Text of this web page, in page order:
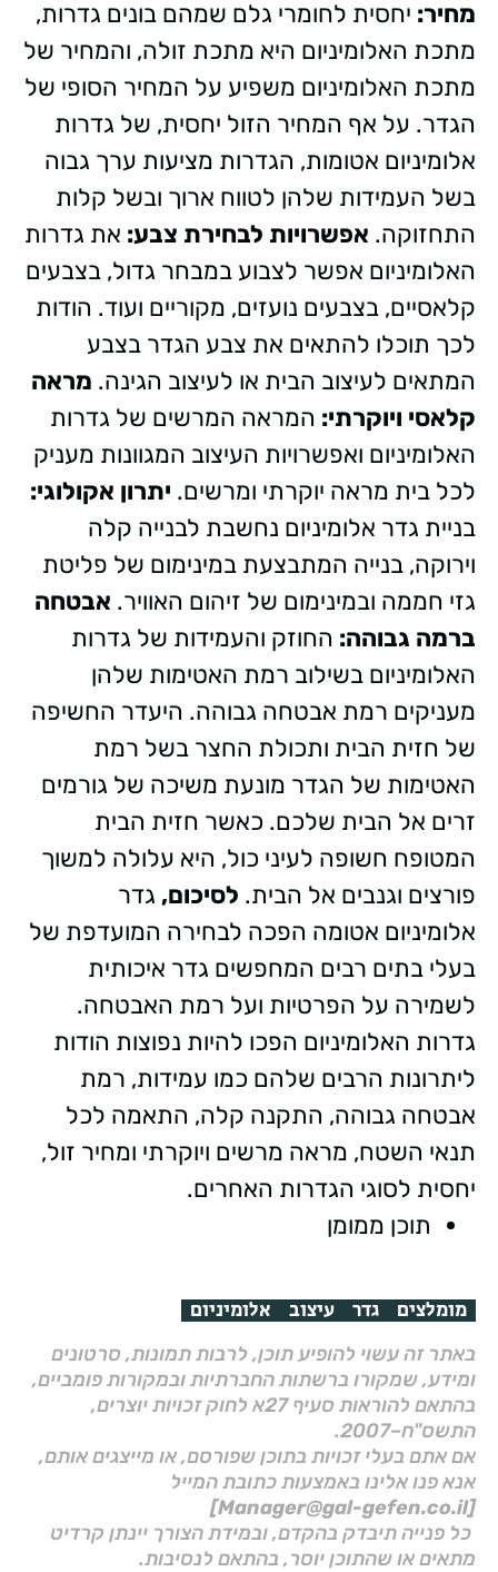
מחיר: יחסית לחומרי גלם שמהם בונים גדרות,
מתכת האלומיניום היא מתכת זולה, והמחיר של
מתכת האלומיניום משפיע על המחיר הסופי של
הגדר. על אף המחיר הזול יחסית, של גדרות
אלומיניום אטומות, הגדרות מציעות ערך גבוה
בשל העמידות שלהן לטווח ארוך ובשל קלות
התחזוקה. אפשרויות לבחירת צבע: את גדרות
האלומיניום אפשר לצבוע במבחר גדול, בצבעים
קלאסיים, בצבעים נועזים, מקוריים ועוד. הודות
לכך תוכלו להתאים את צבע הגדר בצבע
המתאים לעיצוב הבית או לעיצוב הגינה. מראה
קלאסי ויוקרתי: המראה המרשים של גדרות
האלומיניום ואפשרויות העיצוב המגוונות מעניק
לכל בית מראה יוקרתי ומרשים. יתרון אקולוגי:
בניית גדר אלומיניום נחשבת לבנייה קלה
וירוקה, בנייה המתבצעת במינימום של פליטת
גזי חממה ובמינימום של זיהום האוויר. אבטחה
ברמה גבוהה: החוזק והעמידות של גדרות
האלומיניום בשילוב רמת האטימות שלהן
מעניקים רמת אבטחה גבוהה. היעדר החשיפה
של חזית הבית ותכולת החצר בשל רמת
האטימות של הגדר מונעת משיכה של גורמים
זרים אל הבית שלכם. כאשר חזית הבית
המטופח חשופה לעיני כול, היא עלולה למשוך
פורצים וגנבים אל הבית. לסיכום, גדר
אלומיניום אטומה הפכה לבחירה המועדפת של
בעלי בתים רבים המחפשים גדר איכותית
לשמירה על הפרטיות ועל רמת האבטחה.
גדרות האלומיניום הפכו להיות נפוצות הודות
ליתרונות הרבים שלהם כמו עמידות, רמת
אבטחה גבוהה, התקנה קלה, התאמה לכל
תנאי השטח, מראה מרשים ויוקרתי ומחיר זול,
יחסית לסוגי הגדרות האחרים.
תוכן ממומן
מומלצים גדר עיצוב אלומיניום
באתר זה עשוי להופיע תוכן, לרבות תמונות, סרטונים
ומידע, שמקורו ברשתות החברתיות ובמקורות פומביים,
בהתאם להוראות סעיף 27א לחוק זכויות יוצרים,
התשס"ח–2007.
אם אתם בעלי זכויות בתוכן שפורסם, או מייצגים אותם,
אנא פנו אלינו באמצעות כתובת המייל
[Manager@gal-gefen.co.il]
כל פנייה תיבדק בהקדם, ובמידת הצורך יינתן קרדיט
מתאים או שהתוכן יוסר, בהתאם לנסיבות.